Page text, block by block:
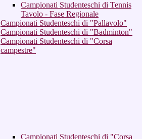
Campionati Studenteschi di Tennis
Tavolo - Fase Regionale
Campionati Studenteschi di "Pallavolo"
Campionati Studenteschi di "Badminton"
Campionati Studenteschi di "Corsa
campestre"
Campionati Studenteschi di "Corsa